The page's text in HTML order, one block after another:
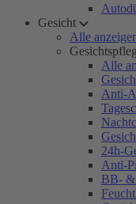
Gesicht
Alle
Alle
Anti-
24h-
Anti-
BB- &